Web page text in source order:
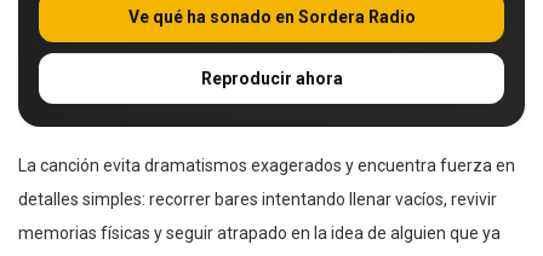
Ve qué ha sonado en Sordera Radio
Reproducir ahora
La canción evita dramatismos exagerados y encuentra fuerza en
detalles simples: recorrer bares intentando llenar vacíos, revivir
memorias físicas y seguir atrapado en la idea de alguien que ya